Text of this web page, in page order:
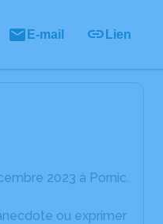
E-mail Lien
2023 à Pornic.
ou exprimer